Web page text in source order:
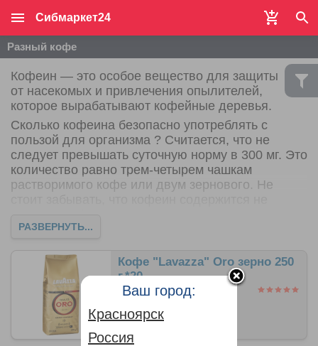
Сибмаркет24
Разный кофе
Кофеин — это особое вещество для защиты
от насекомых и привлечения опылителей,
которое вырабатывают кофейные деревья.
Сколько кофеина безопасно употреблять с
пользой для организма ? Считается, что не
следует превышать суточную норму в 300 мг. Это
количество равно трем-четырем чашкам
растворимого кофе или двум зернового. Не
крепкий чай или не сократит потребление
РАЗВЕРНУТЬ...
Кофе "Lavazza" Oro зерно 250
г.*20
863
Ваш город:
Красноярск
Россия